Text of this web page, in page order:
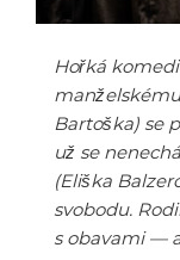
Hořká
Bartoška) se
už se
(Eliška
svobodu.
s obavami —